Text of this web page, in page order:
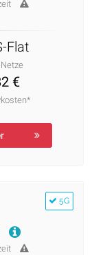
Flat
€
5G